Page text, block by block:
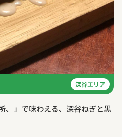
深谷エリア
、」で味わえる、深谷ねぎと黒